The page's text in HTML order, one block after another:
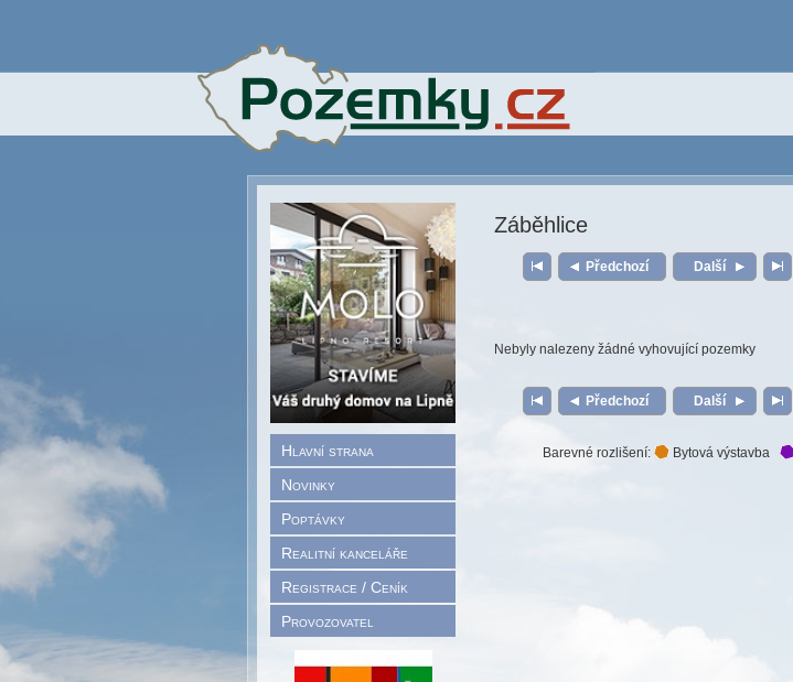
Hlavní strana
Novinky
Poptávky
Realitní kanceláře
Registrace / Ceník
Provozovatel
Záběhlice
Předchozí Další
Nebyly nalezeny žádné vyhovující pozemky
Předchozí Další
Barevné rozlišení: Bytová výstavba